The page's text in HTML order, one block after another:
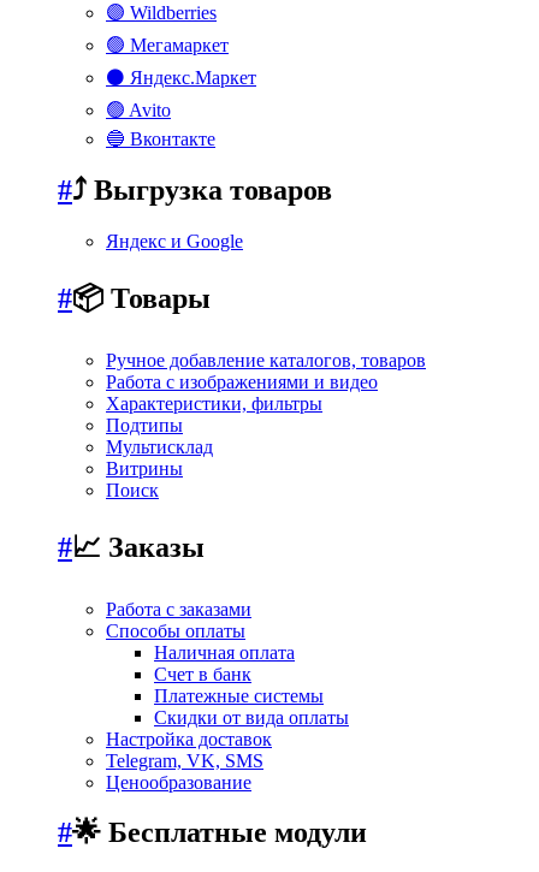
🟣 Wildberries
🟢 Мегамаркет
⚫ Яндекс.Маркет
🟢 Avito
🔵 Вконтакте
#⤴️ Выгрузка товаров
Яндекс и Google
#📦 Товары
Ручное добавление каталогов, товаров
Работа с изображениями и видео
Характеристики, фильтры
Подтипы
Мультисклад
Витрины
Поиск
#📈 Заказы
Работа с заказами
Способы оплаты
Наличная оплата
Счет в банк
Платежные системы
Скидки от вида оплаты
Настройка доставок
Telegram, VK, SMS
Ценообразование
#🌟 Бесплатные модули